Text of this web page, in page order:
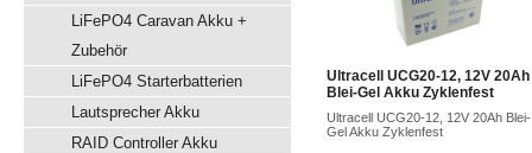
LiFePO4 Caravan Akku +
Zubehör
LiFePO4 Starterbatterien
Lautsprecher Akku
RAID Controller Akku
Ultracell UCG20-12, 12V 20Ah
Blei-Gel Akku Zyklenfest
Ultracell UCG20-12, 12V 20Ah Blei-
Gel Akku Zyklenfest